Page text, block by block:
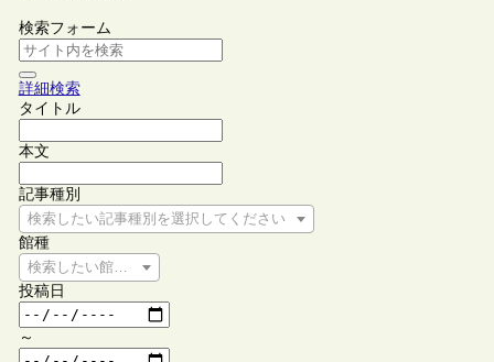
検索フォーム
詳細検索
タイトル
本文
記事種別
検索したい記事種別を選択してください
館種
検索したい館種を選択してください
投稿日
～